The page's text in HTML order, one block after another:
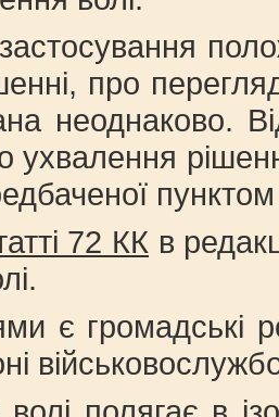
застосування
про
ухвалення
72 КК в
є громадські